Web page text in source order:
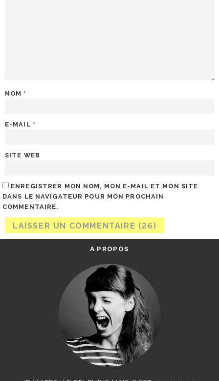
NOM *
E-MAIL *
SITE WEB
ENREGISTRER MON NOM, MON E-MAIL ET MON SITE
DANS LE NAVIGATEUR POUR MON PROCHAIN
COMMENTAIRE.
A PROPOS